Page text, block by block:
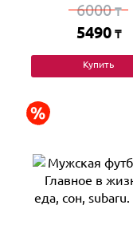
6000₸
5490 ₸
Купить